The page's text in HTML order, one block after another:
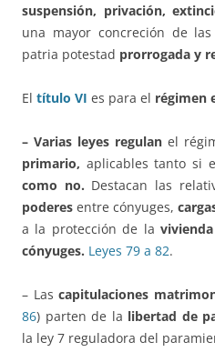
suspensión, privación,
una mayor concreción de
patria potestad prorrogada y
El título VI es para el régimen
– Varias leyes regulan el
primario, aplicables tanto si
como no. Destacan las
poderes entre cónyuges,
a la protección de la
cónyuges. Leyes 79 a 82.
– Las capitulaciones
86) parten de la libertad de
la ley 7 reguladora del